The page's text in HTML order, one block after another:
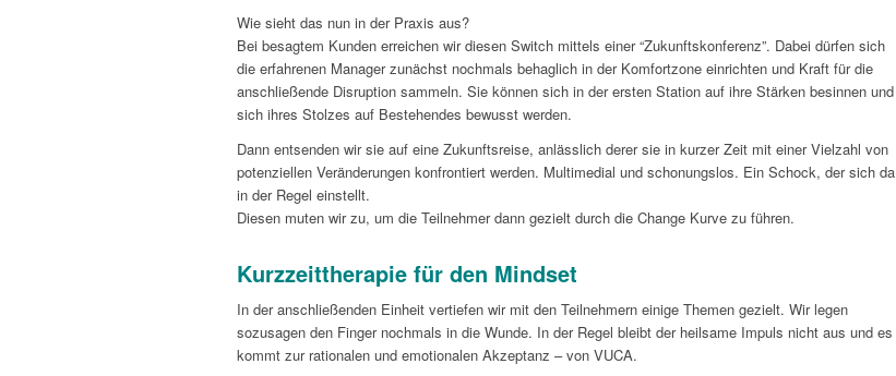
Wie sieht das nun in der Praxis aus?
Bei besagtem Kunden erreichen wir diesen Switch mittels einer “Zukunftskonferenz”. Dabei dürfen sich
die erfahrenen Manager zunächst nochmals behaglich in der Komfortzone einrichten und Kraft für die
anschließende Disruption sammeln. Sie können sich in der ersten Station auf ihre Stärken besinnen und
sich ihres Stolzes auf Bestehendes bewusst werden.
Dann entsenden wir sie auf eine Zukunftsreise, anlässlich derer sie in kurzer Zeit mit einer Vielzahl von
potenziellen Veränderungen konfrontiert werden. Multimedial und schonungslos. Ein Schock, der sich da
in der Regel einstellt.
Diesen muten wir zu, um die Teilnehmer dann gezielt durch die Change Kurve zu führen.
Kurzzeittherapie für den Mindset
In der anschließenden Einheit vertiefen wir mit den Teilnehmern einige Themen gezielt. Wir legen
sozusagen den Finger nochmals in die Wunde. In der Regel bleibt der heilsame Impuls nicht aus und es
kommt zur rationalen und emotionalen Akzeptanz – von VUCA.